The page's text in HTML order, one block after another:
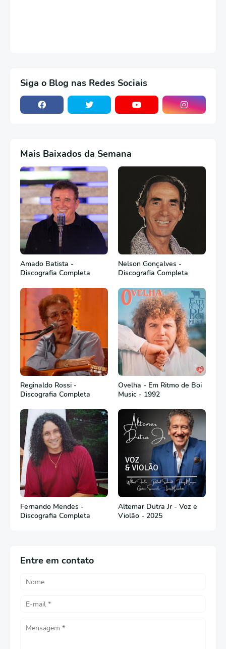
Siga o Blog nas Redes Sociais
Mais Baixados da Semana
Amado Batista -
Discografia Completa
Nelson Gonçalves -
Discografia Completa
Reginaldo Rossi -
Discografia Completa
Ovelha - Em Ritmo de Boi
Music - 1992
Fernando Mendes -
Discografia Completa
Altemar Dutra Jr - Voz e
Violão - 2025
Entre em contato